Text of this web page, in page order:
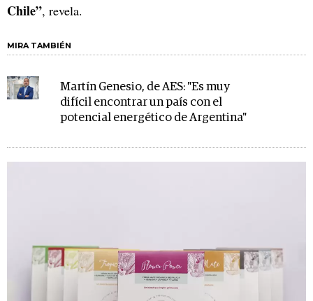
Chile”, revela.
MIRA TAMBIÉN
Martín Genesio, de AES: "Es muy
difícil encontrar un país con el
potencial energético de Argentina"